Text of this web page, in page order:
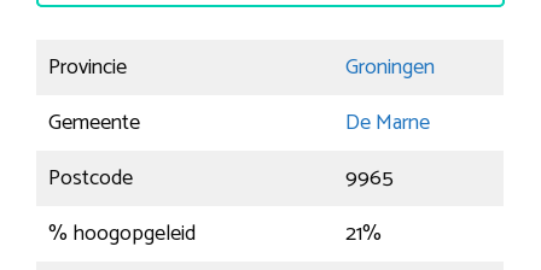
Provincie
Groningen
Gemeente
De Marne
Postcode
9965
% hoogopgeleid
21%